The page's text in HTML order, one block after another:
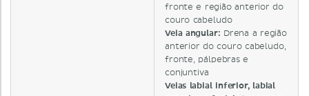
fronte e região anterior do
couro cabeludo
Veia angular: Drena a região
anterior do couro cabeludo,
fronte, pálpebras e
conjuntiva
Veias labial inferior, labial